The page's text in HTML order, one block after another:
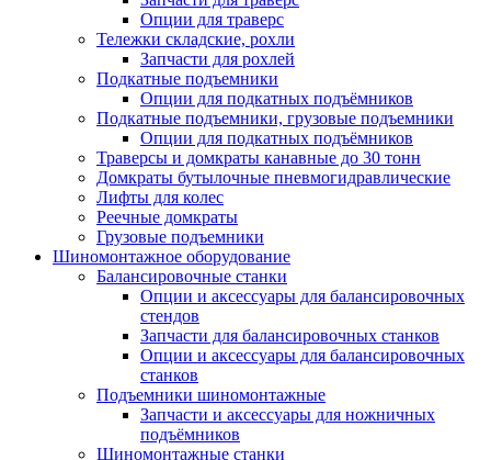
Опции для траверс
Тележки складские, рохли
Запчасти для рохлей
Подкатные подъемники
Опции для подкатных подъёмников
Подкатные подъемники, грузовые подъемники
Опции для подкатных подъёмников
Траверсы и домкраты канавные до 30 тонн
Домкраты бутылочные пневмогидравлические
Лифты для колес
Реечные домкраты
Грузовые подъемники
Шиномонтажное оборудование
Балансировочные станки
Опции и аксессуары для балансировочных
стендов
Запчасти для балансировочных станков
Опции и аксессуары для балансировочных
станков
Подъемники шиномонтажные
Запчасти и аксессуары для ножничных
подъёмников
Шиномонтажные станки